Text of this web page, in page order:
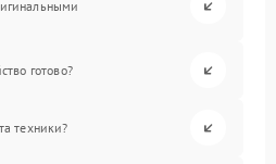
готово?
техники?